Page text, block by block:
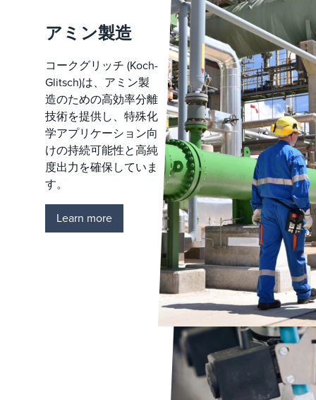
アミン製造
コークグリッチ (Koch-
Glitsch)は、アミン製
造のための高効率分離
技術を提供し、特殊化
学アプリケーション向
けの持続可能性と高純
度出力を確保していま
す。
Learn more